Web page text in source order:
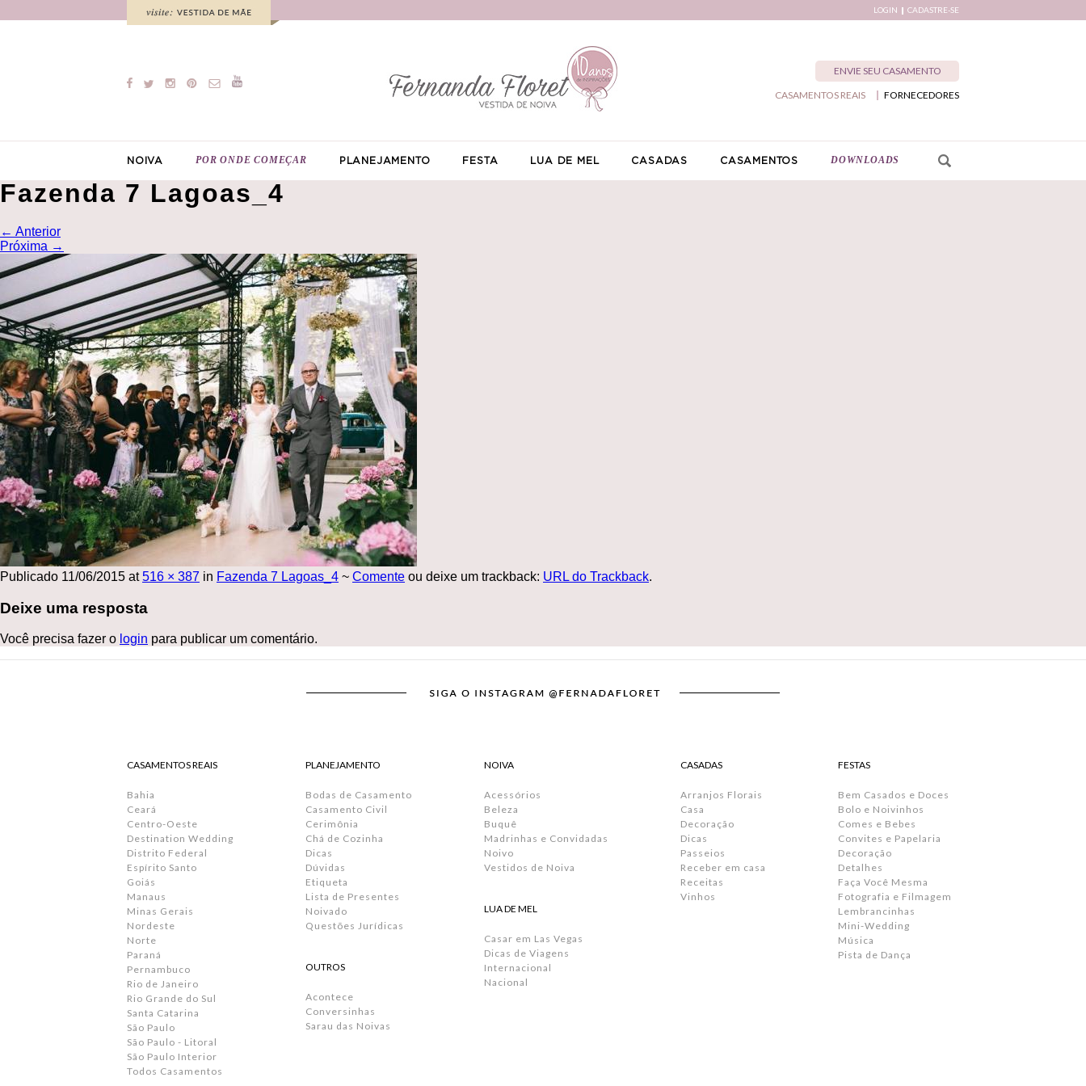
LOGIN CADASTRE-SE
ENVIE SEU CASAMENTO
FORNECEDORES
CASAMENTOS REAIS
NOIVA POR ONDE COMEÇAR PLANEJAMENTO FESTA LUA DE MEL CASADAS CASAMENTOS DOWNLOADS
Fazenda 7 Lagoas_4
← Anterior
Próxima →
Publicado 11/06/2015 at516 × 387 in Fazenda 7 Lagoas_4 ~ Comente ou deixe um trackback: URL do Trackback.
Deixe uma resposta
Você precisa fazer o login para publicar um comentário.
CASAMENTOS REAIS
Bahia
Ceará
Centro-Oeste
Destination Wedding
Distrito Federal
Espírito Santo
Goiás
Manaus
Minas Gerais
Nordeste
Norte
Paraná
Pernambuco
Rio de Janeiro
Rio Grande do Sul
Santa Catarina
São Paulo
São Paulo - Litoral
São Paulo Interior
Todos Casamentos
PLANEJAMENTO
Bodas de Casamento
Casamento Civil
Cerimônia
Chá de Cozinha
Dicas
Dúvidas
Etiqueta
Lista de Presentes
Noivado
Questões Jurídicas
OUTROS
Acontece
Conversinhas
Sarau das Noivas
NOIVA
Acessórios
Beleza
Buquê
Madrinhas e Convidadas
Noivo
Vestidos de Noiva
LUA DE MEL
Casar em Las Vegas
Dicas de Viagens
Internacional
Nacional
CASADAS
Arranjos Florais
Casa
Decoração
Dicas
Passeios
Receber em casa
Receitas
Vinhos
FESTAS
Bem Casados e Doces
Bolo e Noivinhos
Comes e Bebes
Convites e Papelaria
Decoração
Detalhes
Faça Você Mesma
Fotografia e Filmagem
Lembrancinhas
Mini-Wedding
Música
Pista de Dança